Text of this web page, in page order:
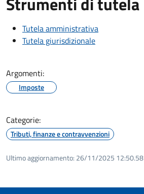
Tutela amministrativa
Tutela giurisdizionale
Argomenti:
Imposte
Categorie:
Tributi, finanze e contravvenzioni
Ultimo aggiornamento: 26/11/2025 12:50.58